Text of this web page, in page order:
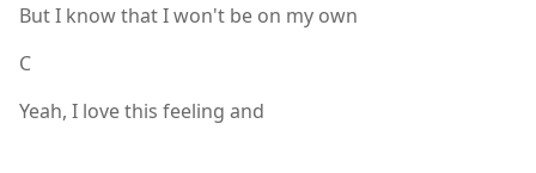
But I know that I won't be on my own
C
Yeah, I love this feeling and